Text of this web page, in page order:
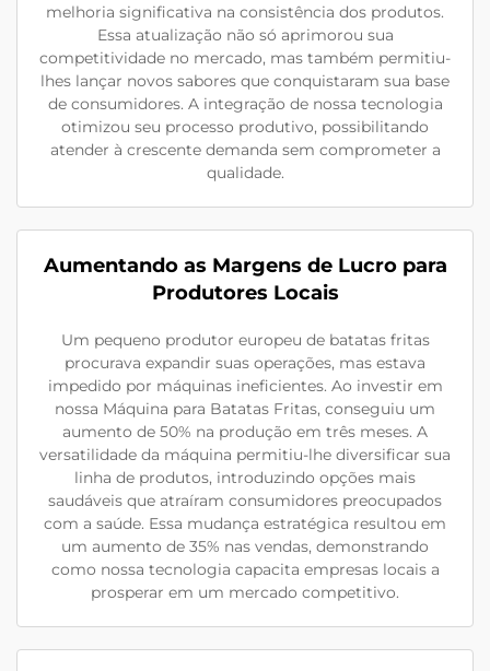
melhoria significativa na consistência dos produtos.
Essa atualização não só aprimorou sua
competitividade no mercado, mas também permitiu-
lhes lançar novos sabores que conquistaram sua base
de consumidores. A integração de nossa tecnologia
otimizou seu processo produtivo, possibilitando
atender à crescente demanda sem comprometer a
qualidade.
Aumentando as Margens de Lucro para
Produtores Locais
Um pequeno produtor europeu de batatas fritas
procurava expandir suas operações, mas estava
impedido por máquinas ineficientes. Ao investir em
nossa Máquina para Batatas Fritas, conseguiu um
aumento de 50% na produção em três meses. A
versatilidade da máquina permitiu-lhe diversificar sua
linha de produtos, introduzindo opções mais
saudáveis que atraíram consumidores preocupados
com a saúde. Essa mudança estratégica resultou em
um aumento de 35% nas vendas, demonstrando
como nossa tecnologia capacita empresas locais a
prosperar em um mercado competitivo.